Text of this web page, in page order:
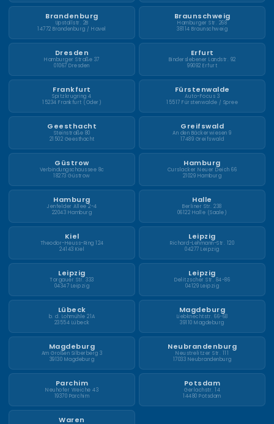
Brandenburg
Upstallstr. 2B
14772 Brandenburg / Havel
Braunschweig
Hamburger Str. 268
38114 Braunschweig
Dresden
Hamburger Straße 37
01067 Dresden
Erfurt
Binderslebener Landstr. 92
99092 Erfurt
Frankfurt
Spitzkrugring 4
15234 Frankfurt (Oder)
Fürstenwalde
Auto-Focus 3
15517 Fürstenwalde / Spree
Geesthacht
Steinstraße 80
21502 Geesthacht
Greifswald
An den Bäckerwiesen 9
17489 Greifswald
Güstrow
Verbindungschaussee 8c
18273 Güstrow
Hamburg
Curslacker Neuer Deich 66
21029 Hamburg
Hamburg
Jenfelder Allee 2-4
22043 Hamburg
Halle
Berliner Str. 238
06122 Halle (Saale)
Kiel
Theodor-Heuss-Ring 124
24143 Kiel
Leipzig
Richard-Lehmann-Str. 120
04277 Leipzig
Leipzig
Torgauer Str. 333
04347 Leipzig
Leipzig
Delitzscher Str. 84-86
04129 Leipzig
Lübeck
b. d. Lohmühle 21A
23554 Lübeck
Magdeburg
Liebknechtstr. 66-68
39110 Magdeburg
Magdeburg
Am Großen Silberberg 3
39130 Magdeburg
Neubrandenburg
Neustrelitzer Str. 111
17033 Neubrandenburg
Parchim
Neuhofer Weiche 43
19370 Parchim
Potsdam
Gerlachstr. 14
14480 Potsdam
Waren